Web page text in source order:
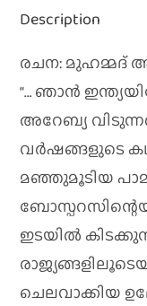
Description
രചന: മുഹമ്മദ്‌
“… ഞാന്‍
അറേബ്യ
വര്‍ഷങ്ങളുടെ
മഞ്ഞുമൂടിയ
ഇടയില്‍
ചെലവാക്കിയ